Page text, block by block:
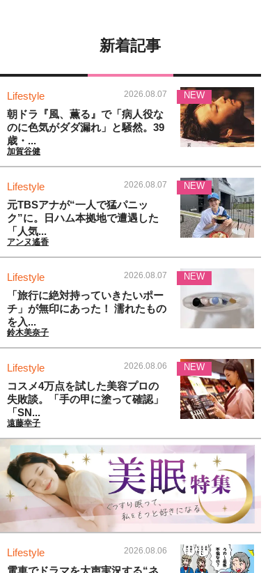
新着記事
Lifestyle 2026.08.07
朝ドラ『風、薫る』で「病人役な
のに色気がダダ漏れ」と騒然。39
歳・...
加賀谷健
NEW
Lifestyle 2026.08.07
元TBSアナが“一人で猛パニッ
ク”に。日ハム本拠地で遭遇した
「人気...
アンヌ遙香
NEW
Lifestyle 2026.08.07
「旅行に絶対持っていきたいポー
チ」が無印にあった！ 濡れたもの
を入...
鈴木美奈子
NEW
Lifestyle 2026.08.06
コスメ4万点を試した美容プロの
失敗談。「手の甲に塗って確認」
「SN...
遠藤幸子
NEW
Lifestyle 2026.08.06